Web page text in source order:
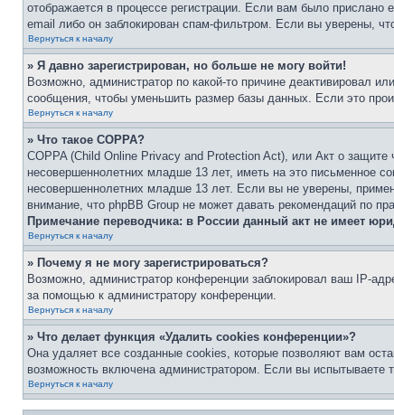
отображается в процессе регистрации. Если вам было
email либо он заблокирован спам-фильтром. Если вы уверены,
Вернуться к началу
» Я давно зарегистрирован, но больше не могу войти!
Возможно, администратор по какой-то причине деактивировал
сообщения, чтобы уменьшить размер базы данных. Если это
Вернуться к началу
» Что такое COPPA?
COPPA (Child Online Privacy and Protection Act), или Акт о
несовершеннолетних младше 13 лет, иметь на это письменное
несовершеннолетних младше 13 лет. Если вы не уверены,
внимание, что phpBB Group не может давать рекомендаций по
Примечание переводчика: в России данный акт не имеет
Вернуться к началу
» Почему я не могу зарегистрироваться?
Возможно, администратор конференции заблокировал ваш IP-
за помощью к администратору конференции.
Вернуться к началу
» Что делает функция «Удалить cookies конференции»?
Она удаляет все созданные cookies, которые позволяют вам
возможность включена администратором. Если вы
Вернуться к началу